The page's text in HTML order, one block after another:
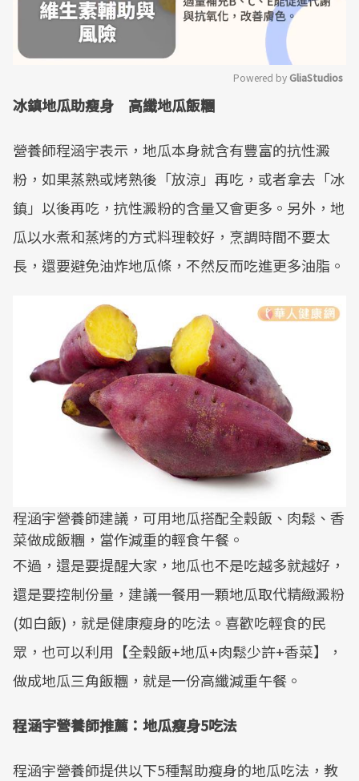
Powered by GliaStudios
冰鎮地瓜助瘦身 高纖地瓜飯糰
營養師程涵宇表示，地瓜本身就含有豐富的抗性澱
粉，如果蒸熟或烤熟後「放涼」再吃，或者拿去「冰
鎮」以後再吃，抗性澱粉的含量又會更多。另外，地
瓜以水煮和蒸烤的方式料理較好，烹調時間不要太
長，還要避免油炸地瓜條，不然反而吃進更多油脂。
程涵宇營養師建議，可用地瓜搭配全穀飯、肉鬆、香
菜做成飯糰，當作減重的輕食午餐。
不過，還是要提醒大家，地瓜也不是吃越多就越好，
還是要控制份量，建議一餐用一顆地瓜取代精緻澱粉
(如白飯)，就是健康瘦身的吃法。喜歡吃輕食的民
眾，也可以利用【全穀飯+地瓜+肉鬆少許+香菜】，
做成地瓜三角飯糰，就是一份高纖減重午餐。
程涵宇營養師推薦：地瓜瘦身5吃法
程涵宇營養師提供以下5種幫助瘦身的地瓜吃法，教